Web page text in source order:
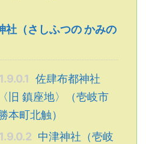
社（さしふつの かみの
1.9.0.1
佐肆布都神社
〈旧 鎮座地〉（壱岐市
本町北触）
1.9.0.2 中津神社（壱岐